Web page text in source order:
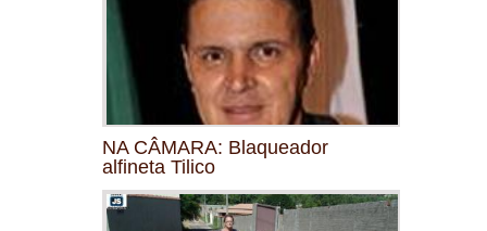
NA CÂMARA: Blaqueador
alfineta Tilico